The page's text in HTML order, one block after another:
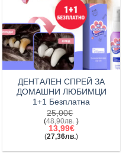
ДЕНТАЛЕН СПРЕЙ ЗА
ДОМАШНИ ЛЮБИМЦИ
1+1 Безплатна
25,00€
(48,90лв. )
Original
price
was:
25,00€(48,90лв.).
13,99€
(27,36лв.)
Текущата
цена